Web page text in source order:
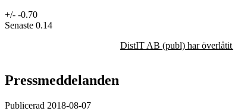
+/- -0.70
Senaste 0.14
DistIT AB (publ) har överlåtit
Pressmeddelanden
Publicerad 2018-08-07